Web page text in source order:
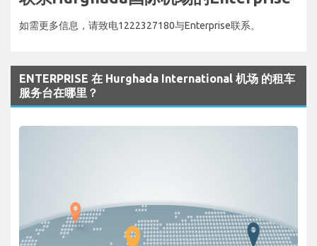
如需更多信息，请致电1222327180与Enterprise联系。
ENTERPRISE 在 Hurghada International 机场 的租车
服务台在哪里？